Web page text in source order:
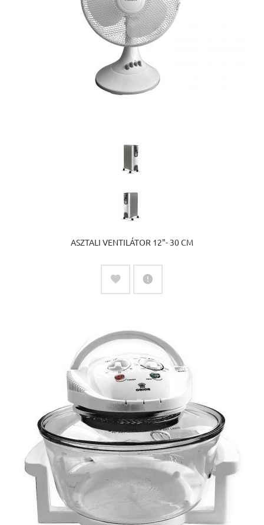
ASZTALI VENTILÁTOR 12"- 30 CM